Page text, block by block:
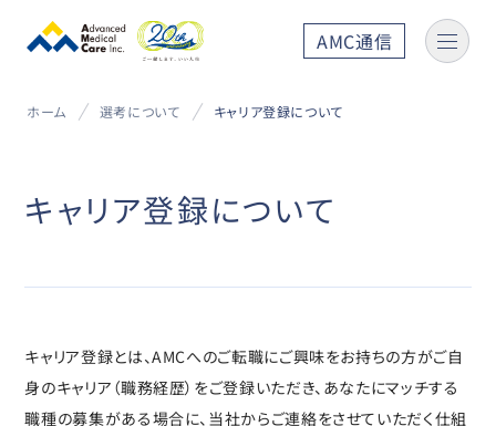
AMC通信
ホーム 選考について キャリア登録について
キャリア登録について
キャリア登録とは、AMCへのご転職にご興味をお持ちの方がご自
身のキャリア（職務経歴）をご登録いただき、あなたにマッチする
職種の募集がある場合に、当社からご連絡をさせていただく仕組